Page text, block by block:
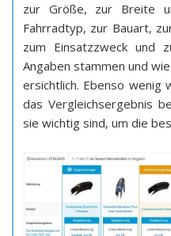
zur Größe, zur Breite
Fahrradtyp, zur Bauart,
zum Einsatzzweck und
Angaben stammen und
ersichtlich. Ebenso wenig
das Vergleichsergebnis
sie wichtig sind, um die